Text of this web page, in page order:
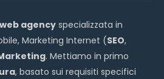
web agency specializzata in
Marketing Internet (SEO,
. Mettiamo in primo
, basato sui requisiti specifici